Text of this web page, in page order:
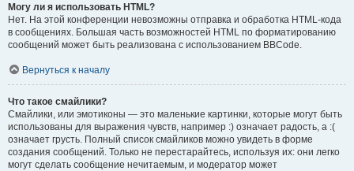
Могу ли я использовать HTML?
Нет. На этой конференции невозможны отправка и обработка HTML-кода
в сообщениях. Большая часть возможностей HTML по форматированию
сообщений может быть реализована с использованием BBCode.
Вернуться к началу
Что такое смайлики?
Смайлики, или эмотиконы — это маленькие картинки, которые могут быть
использованы для выражения чувств, например :) означает радость, а :(
означает грусть. Полный список смайликов можно увидеть в форме
создания сообщений. Только не перестарайтесь, используя их: они легко
могут сделать сообщение нечитаемым, и модератор может